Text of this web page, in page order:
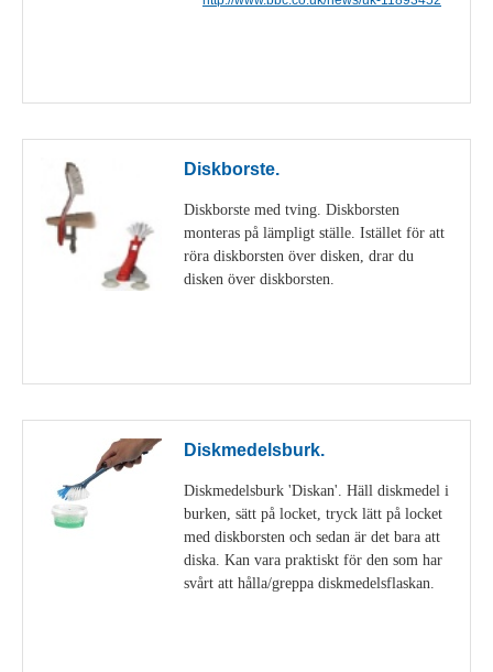
Diskborste.
Diskborste med tving. Diskborsten
monteras på lämpligt ställe. Istället för att
röra diskborsten över disken, drar du
disken över diskborsten.
Diskmedelsburk.
Diskmedelsburk 'Diskan'. Häll diskmedel i
burken, sätt på locket, tryck lätt på locket
med diskborsten och sedan är det bara att
diska. Kan vara praktiskt för den som har
svårt att hålla/greppa diskmedelsflaskan.